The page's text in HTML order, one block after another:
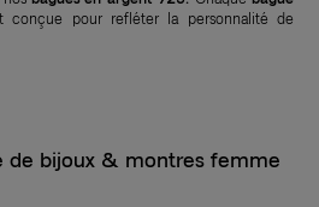
conçue pour refléter la personnalité de
de bijoux & montres femme